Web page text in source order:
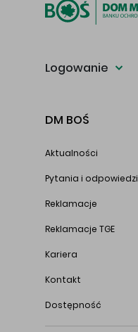
Logowanie
DM BOŚ
Aktualności
Pytania i odpowiedzi
Reklamacje
Reklamacje TGE
Kariera
Kontakt
Dostępność